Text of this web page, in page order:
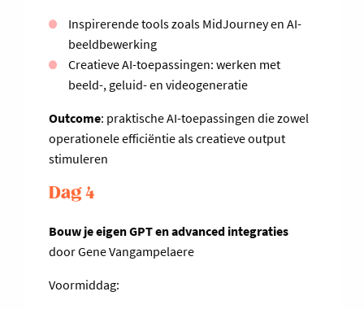
Inspirerende tools zoals MidJourney en AI-
beeldbewerking
Creatieve AI-toepassingen: werken met
beeld-, geluid- en videogeneratie
Outcome: praktische AI-toepassingen die zowel
operationele efficiëntie als creatieve output
stimuleren
Dag 4
Bouw je eigen GPT en advanced integraties
door Gene Vangampelaere
Voormiddag: